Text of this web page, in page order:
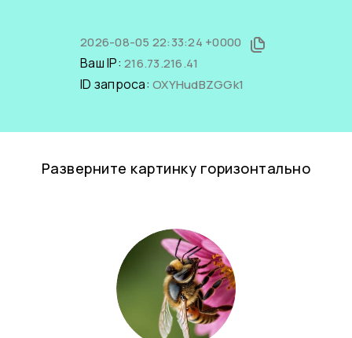
2026-08-05 22:33:24 +0000
Ваш IP: 216.73.216.41
ID запроса: OXYHudBZGGk1
Разверните картинку горизонтально